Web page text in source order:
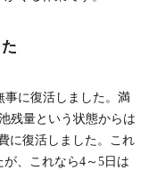
事に復活しました。満
残量という状態からは
に復活しました。これ
、これなら4～5日は